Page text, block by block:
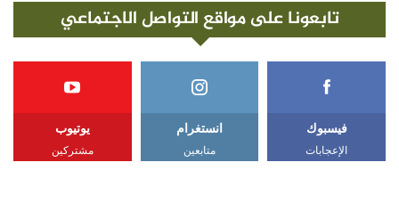
تابعونا على مواقع التواصل الاجتماعي
فيسبوك
الإعجابات
انستغرام
متابعين
يوتيوب
مشتركين